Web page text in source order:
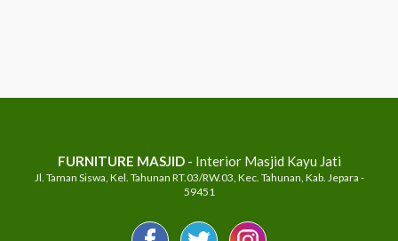
FURNITURE MASJID- Interior Masjid Kayu Jati
Jl. Taman Siswa, Kel. Tahunan RT.03/RW.03, Kec. Tahunan, Kab. Jepara -
59451